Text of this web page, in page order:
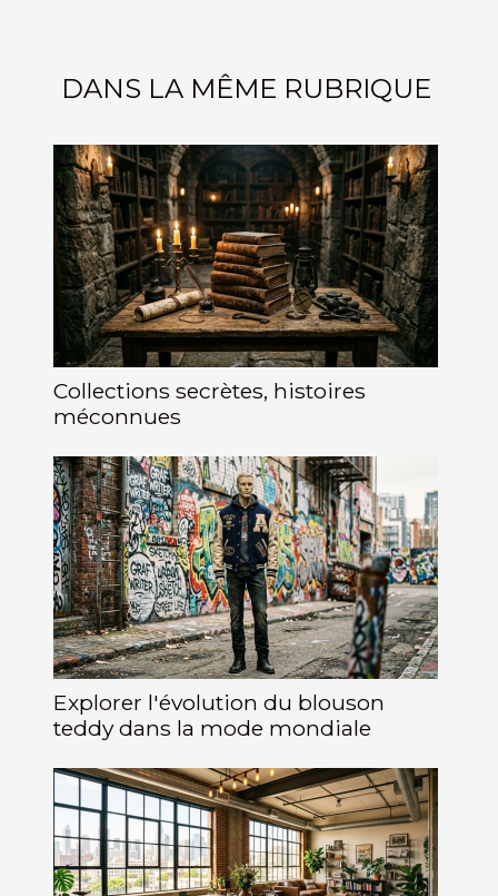
DANS LA MÊME RUBRIQUE
Collections secrètes, histoires
méconnues
Explorer l'évolution du blouson
teddy dans la mode mondiale